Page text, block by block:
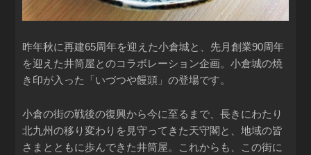
昨年秋に再建65周年を迎えた小倉城と、先月創業90周年
を迎えた井筒屋とのコラボレーション企画。小倉城の焼
き印が入った「いづつや饅頭」の登場です。
小倉の街の戦後の復興から今に至るまで、長きにわたり
北九州の移り変わりを見守ってきた天守閣と、地域の皆
さまとともに歩んできた井筒屋。これからも、この街に